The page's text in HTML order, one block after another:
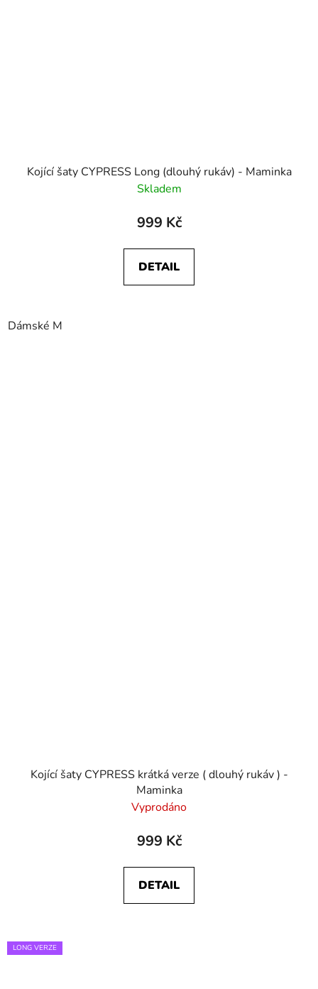
Kojící šaty CYPRESS Long (dlouhý rukáv) - Maminka
Skladem
999 Kč
DETAIL
Dámské M
Kojící šaty CYPRESS krátká verze ( dlouhý rukáv ) -
Maminka
Vyprodáno
999 Kč
DETAIL
LONG VERZE